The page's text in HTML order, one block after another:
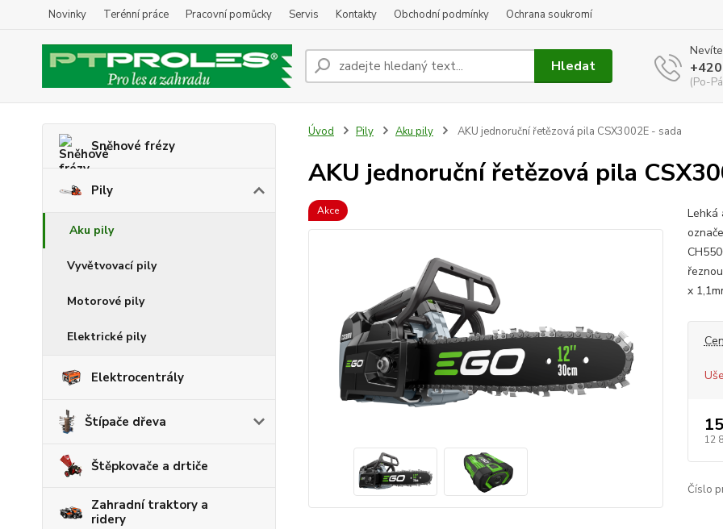
Novinky Terénní práce Pracovní pomůcky Servis Kontakty Obchodní podmínky Ochrana soukromí
Hledat
(Po-
Sněhové frézy
Pily
Aku pily
Vyvětvovací pily
Motorové pily
Elektrické pily
Elektrocentrály
Štípače dřeva
Štěpkovače a drtiče
Zahradní traktory a
ridery
Úvod Pily Aku pily AKU jednoruční řetězová pila CSX3002E - sada
AKU jednoruční řetězová pila
Akce
Lehká
x
12
Číslo